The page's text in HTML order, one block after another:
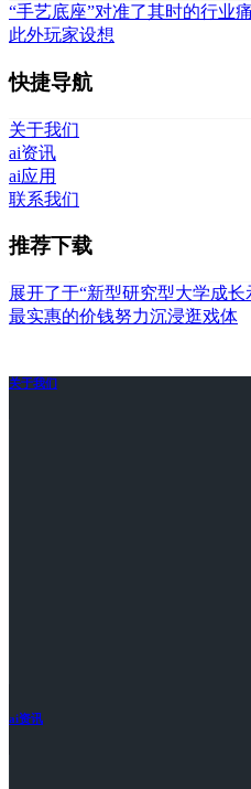
“手艺底座”对准了其时的行业
此外玩家设想
快捷导航
关于我们
ai资讯
ai应用
联系我们
推荐下载
展开了于“新型研究型大学成长
最实惠的价钱努力沉浸逛戏体
关于我们
ai资讯